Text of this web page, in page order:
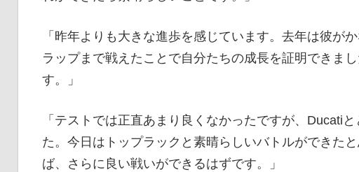
「昨年よりも大きな進歩を感じています。去年は彼が
ラップまで戦えたことで自分たちの成長を証明できま
す。」
「テストでは正直あまり良くなかったですが、Ducati
た。今日はトップラックと素晴らしいバトルができた
ば、さらに良い戦いができるはずです。」